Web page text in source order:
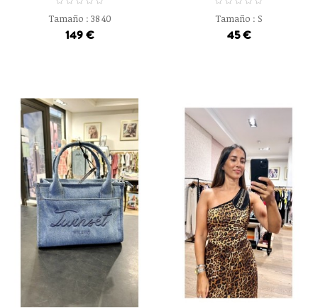
Tamaño : 3840
149 €
Tamaño : S
45 €